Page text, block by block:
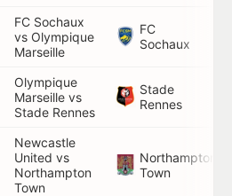
FC Sochaux
vs Olympique
Marseille
FC
Sochaux
Olympique
Marseille vs
Stade Rennes
Stade
Rennes
Newcastle
United vs
Northampton
Town
Northampton
Town